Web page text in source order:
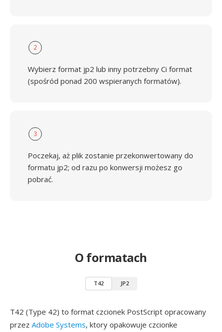
2
Wybierz format jp2 lub inny potrzebny Ci format
(spośród ponad 200 wspieranych formatów).
3
Poczekaj, aż plik zostanie przekonwertowany do
formatu jp2; od razu po konwersji możesz go
pobrać.
O formatach
T42 JP2
T42 (Type 42) to format czcionek PostScript opracowany
przez Adobe Systems, ktory opakowuje czcionke